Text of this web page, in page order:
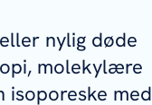
nylig døde
molekylære
isoporeske med